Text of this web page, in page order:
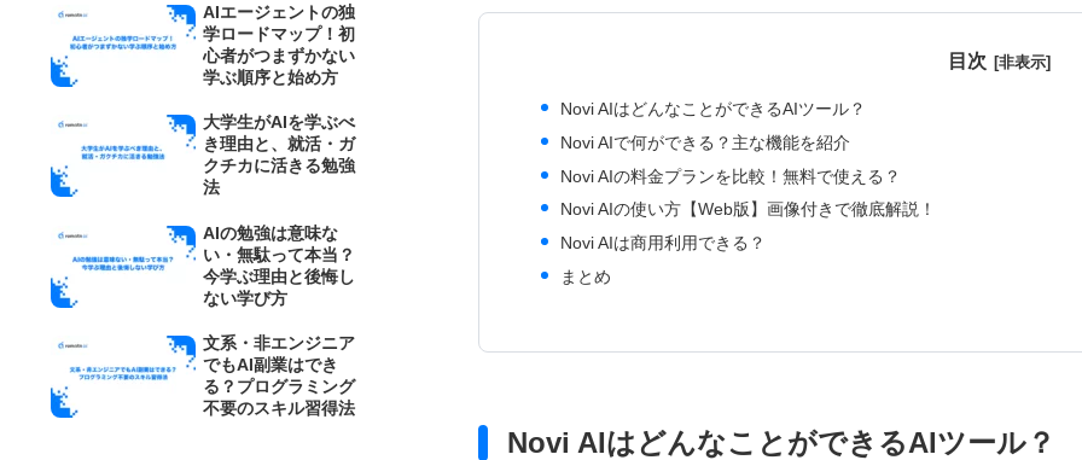
目次
Novi AIはどんなことができるAIツール？
Novi AIで何ができる？主な機能を紹介
Novi AIの料金プランを比較！無料で使える？
Novi AIの使い方【Web版】画像付きで徹底解説！
Novi AIは商用利用できる？
まとめ
Novi AIはどんなことができるAIツール？
AIエージェントの独
学ロードマップ！初
心者がつまずかない
学ぶ順序と始め方
大学生がAIを学ぶべ
き理由と、就活・ガ
クチカに活きる勉強
法
AIの勉強は意味な
い・無駄って本当？
今学ぶ理由と後悔し
ない学び方
文系・非エンジニア
でもAI副業はでき
る？プログラミング
不要のスキル習得法